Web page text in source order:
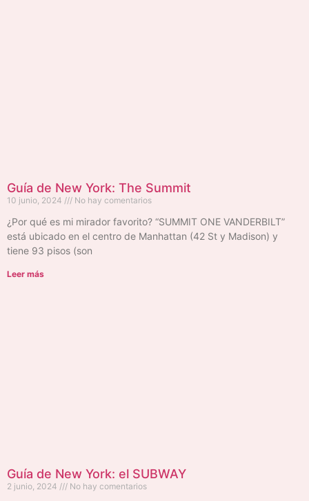
Guía de New York: The Summit
10 junio, 2024 No hay comentarios
¿Por qué es mi mirador favorito? “SUMMIT ONE VANDERBILT”
está ubicado en el centro de Manhattan (42 St y Madison) y
tiene 93 pisos (son
Leer más
Guía de New York: el SUBWAY
2 junio, 2024 No hay comentarios